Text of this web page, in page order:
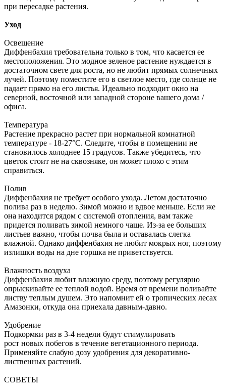
при пересадке растения.
Уход
Освещение
Диффенбахия требовательна только в том, что касается ее
местоположения. Это модное зеленое растение нуждается в
достаточном свете для роста, но не любит прямых солнечных
лучей. Поэтому поместите его в светлое место, где солнце не
падает прямо на его листья. Идеально подходит окно на
северной, восточной или западной стороне вашего дома /
офиса.
Температура
Растение прекрасно растет при нормальной комнатной
температуре - 18-27°C. Следите, чтобы в помещении не
становилось холоднее 15 градусов. Также убедитесь, что
цветок стоит не на сквозняке, он может плохо с этим
справиться.
Полив
Диффенбахия не требует особого ухода. Летом достаточно
полива раз в неделю. Зимой можно и вдвое меньше. Если же
она находится рядом с системой отопления, вам также
придется поливать зимой немного чаще. Из-за ее больших
листьев важно, чтобы почва была и оставалась слегка
влажной. Однако диффенбахия не любит мокрых ног, поэтому
излишки воды на дне горшка не приветствуется.
Влажность воздуха
Диффенбахия любит влажную среду, поэтому регулярно
опрыскивайте ее теплой водой. Время от времени поливайте
листву теплым душем. Это напомнит ей о тропических лесах
Амазонки, откуда она приехала давным-давно.
Удобрение
Подкормки раз в 3-4 недели будут стимулировать
рост новых побегов в течение вегетационного периода.
Применяйте слабую дозу удобрения для декоративно-
лиственных растений.
СОВЕТЫ